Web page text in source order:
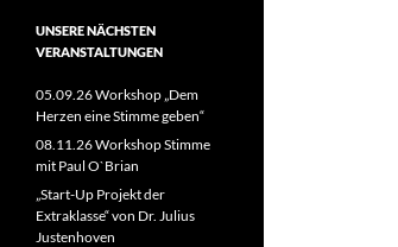
UNSERE NÄCHSTEN
VERANSTALTUNGEN
05.09.26 Workshop „Dem
Herzen eine Stimme geben“
08.11.26 Workshop Stimme
mit Paul O`Brian
„Start-Up Projekt der
Extraklasse“ von Dr. Julius
Justenhoven